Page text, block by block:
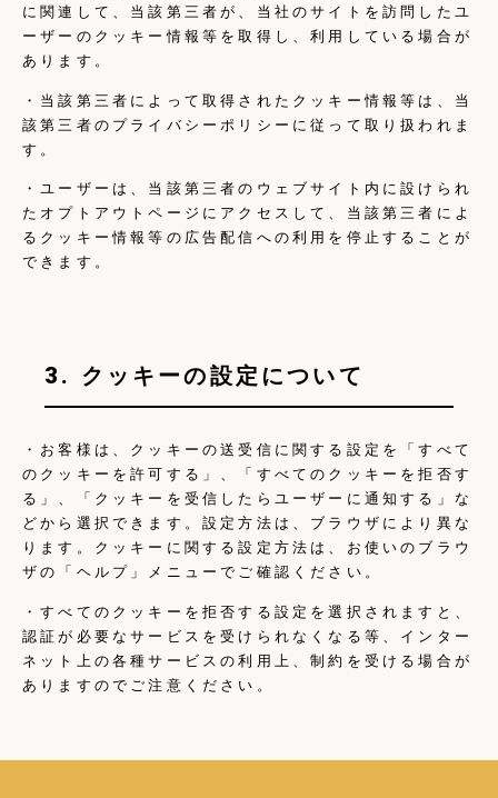
に関連して、当該第三者が、当社のサイトを訪問したユ
ーザーのクッキー情報等を取得し、利用している場合が
あります。
・当該第三者によって取得されたクッキー情報等は、当
該第三者のプライバシーポリシーに従って取り扱われま
す。
・ユーザーは、当該第三者のウェブサイト内に設けられ
たオプトアウトページにアクセスして、当該第三者によ
るクッキー情報等の広告配信への利用を停止することが
できます。
3. クッキーの設定について
・お客様は、クッキーの送受信に関する設定を「すべて
のクッキーを許可する」、「すべてのクッキーを拒否す
る」、「クッキーを受信したらユーザーに通知する」な
どから選択できます。設定方法は、ブラウザにより異な
ります。クッキーに関する設定方法は、お使いのブラウ
ザの「ヘルプ」メニューでご確認ください。
・すべてのクッキーを拒否する設定を選択されますと、
認証が必要なサービスを受けられなくなる等、インター
ネット上の各種サービスの利用上、制約を受ける場合が
ありますのでご注意ください。